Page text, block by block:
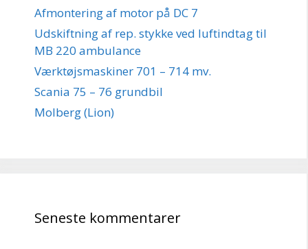
Afmontering af motor på DC 7
Udskiftning af rep. stykke ved luftindtag til
MB 220 ambulance
Værktøjsmaskiner 701 – 714 mv.
Scania 75 – 76 grundbil
Molberg (Lion)
Seneste kommentarer